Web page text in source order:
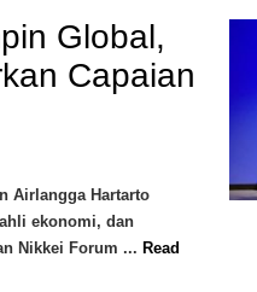
Global,
Capaian
Airlangga Hartarto
ekonomi, dan
Nikkei Forum ... Read